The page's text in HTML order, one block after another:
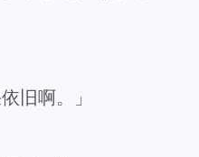
啊。」